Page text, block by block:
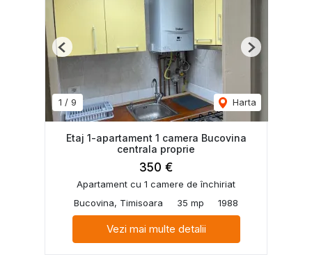
1 / 9 Harta
Previous Next
Etaj 1-apartament 1 camera Bucovina
centrala proprie
350 €
Apartament cu 1 camere de închiriat
Bucovina, Timisoara
35 mp 1988
Vezi mai multe detalii